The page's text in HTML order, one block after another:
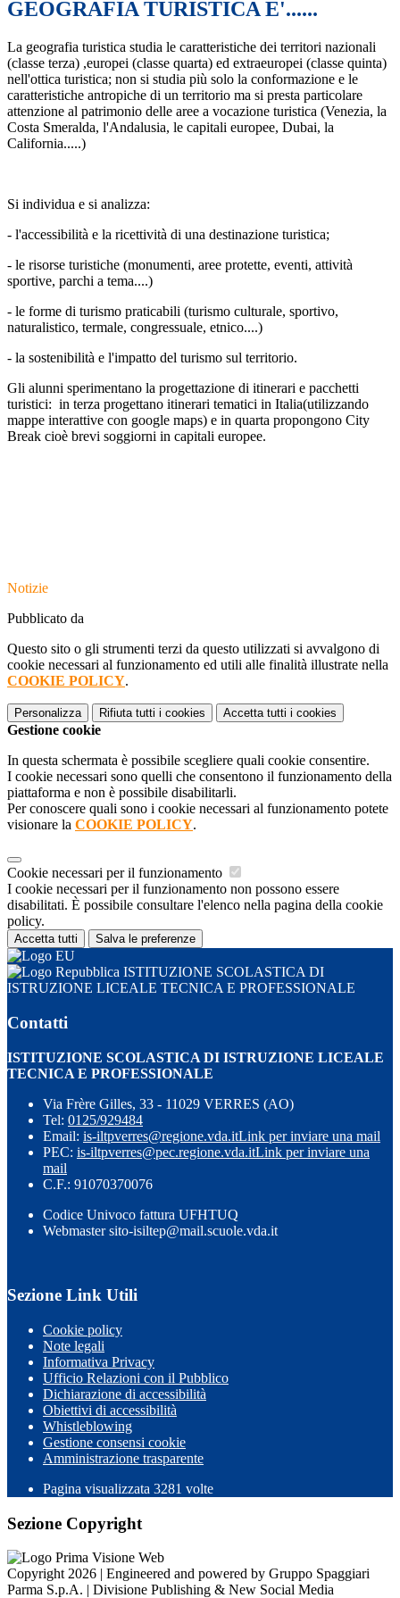
GEOGRAFIA TURISTICA E'......
La geografia turistica studia le caratteristiche dei territori nazionali
(classe terza) ,europei (classe quarta) ed extraeuropei (classe quinta)
nell'ottica turistica; non si studia più solo la conformazione e le
caratteristiche antropiche di un territorio ma si presta particolare
attenzione al patrimonio delle aree a vocazione turistica (Venezia, la
Costa Smeralda, l'Andalusia, le capitali europee, Dubai, la
California.....)
Si individua e si analizza:
- l'accessibilità e la ricettività di una destinazione turistica;
- le risorse turistiche (monumenti, aree protette, eventi, attività
sportive, parchi a tema....)
- le forme di turismo praticabili (turismo culturale, sportivo,
naturalistico, termale, congressuale, etnico....)
- la sostenibilità e l'impatto del turismo sul territorio.
Gli alunni sperimentano la progettazione di itinerari e pacchetti
turistici: in terza progettano itinerari tematici in Italia(utilizzando
mappe interattive con google maps) e in quarta propongono City
Break cioè brevi soggiorni in capitali europee.
Notizie
Pubblicato da
Questo sito o gli strumenti terzi da questo utilizzati si avvalgono di
cookie necessari al funzionamento ed utili alle finalità illustrate nella
COOKIE POLICY.
Personalizza Rifiuta tutti i cookies Accetta tutti i cookies
Gestione cookie
In questa schermata è possibile scegliere quali cookie consentire.
I cookie necessari sono quelli che consentono il funzionamento della
piattaforma e non è possibile disabilitarli.
Per conoscere quali sono i cookie necessari al funzionamento potete
visionare la COOKIE POLICY.
Cookie necessari per il funzionamento
I cookie necessari per il funzionamento non possono essere
disabilitati. È possibile consultare l'elenco nella pagina della cookie
policy.
Accetta tutti Salva le preferenze
ISTITUZIONE SCOLASTICA DI
ISTRUZIONE LICEALE TECNICA E PROFESSIONALE
Contatti
ISTITUZIONE SCOLASTICA DI ISTRUZIONE LICEALE
TECNICA E PROFESSIONALE
Via Frère Gilles, 33 - 11029 VERRES (AO)
Tel: 0125/929484
Email: is-iltpverres@regione.vda.itLink per inviare una mail
PEC: is-iltpverres@pec.regione.vda.itLink per inviare una
mail
C.F.: 91070370076
Codice Univoco fattura UFHTUQ
Webmaster sito-isiltep@mail.scuole.vda.it
Sezione Link Utili
Cookie policy
Note legali
Informativa Privacy
Ufficio Relazioni con il Pubblico
Dichiarazione di accessibilità
Obiettivi di accessibilità
Whistleblowing
Gestione consensi cookie
Amministrazione trasparente
Pagina visualizzata 3281 volte
Sezione Copyright
Copyright 2026 | Engineered and powered by Gruppo Spaggiari
Parma S.p.A. | Divisione Publishing & New Social Media